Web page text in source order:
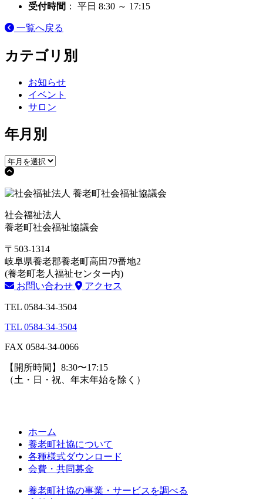
受付時間 ： 平日 8:30 ～ 17:15
一覧へ戻る
カテゴリ別
お知らせ
イベント
サロン
年月別
社会福祉法人
養老町社会福祉協議会
〒503-1314
岐阜県養老郡養老町高田79番地2
(養老町老人福祉センター内)
お問い合わせ
アクセス
TEL 0584-34-3504
TEL 0584-34-3504
FAX 0584-34-0066
【開所時間】8:30〜17:15
（土・日・祝、年末年始を除く）
ホーム
養老町社協について
各種様式ダウンロード
会費・共同募金
養老町社協の事業・サービスを調べる